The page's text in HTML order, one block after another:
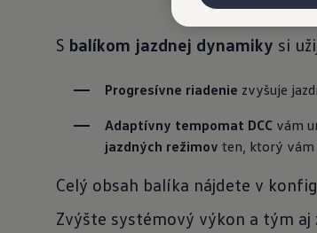
S balíkom jazdnej dynamiky si
Progresívne riadenie zvyšuje
Adaptívny tempomat DCC vám
jazdných režimov ten, ktorý vám
Celý obsah balíka nájdete v
Zvýšte systémový výkon a tým aj